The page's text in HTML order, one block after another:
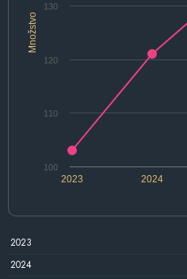
Množstvo
2024
2023
100
110
120
130
2023
2024